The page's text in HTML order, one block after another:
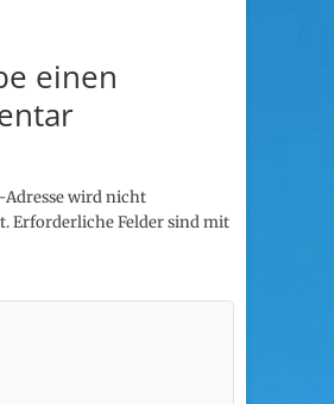
einen
Adresse wird nicht
Erforderliche Felder sind mit